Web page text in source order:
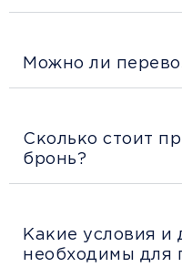
Можно ли
Сколько стоит
бронь?
Какие условия и
необходимы для